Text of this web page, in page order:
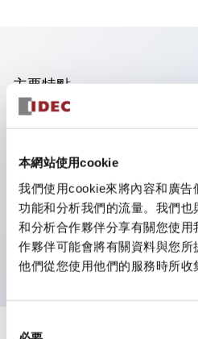
本網站使用cookie
我們使用cookie來將內容和廣告
功能和分析我們的流量。我們
和分析合作夥伴分享有關您使用
作夥伴可能會將有關資料與您
他們從您使用他們的服務時所收
主要特點
可進行集合密著安裝，接觸
採用刺刀機構的鎖定桿拆裝方
保護結構為防噴流型，IP65
為密閉型）
UL、CSA認證品及符合EN標